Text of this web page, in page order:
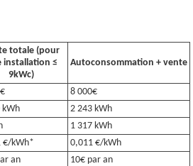
totale (pour
installation ≤
9kWc)
Autoconsommation + vente
8 000€
kWh
2 243 kWh
1 317 kWh
€/kWh*
0,011 €/kWh
an
10€ par an